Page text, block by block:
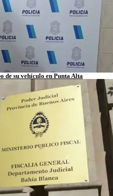
de su vehículo en Punta Alta